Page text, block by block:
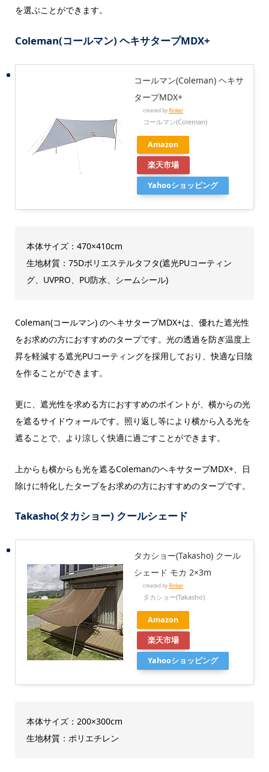
を選ぶことができます。
Coleman(コールマン) ヘキサタープMDX+
コールマン(Coleman) ヘキサ
タープMDX+
created byRinker
コールマン(Coleman)
Amazon
楽天市場
Yahooショッピング
本体サイズ：470×410cm
生地材質：75Dポリエステルタフタ(遮光PUコーティン
グ、UVPRO、PU防水、シームシール)
Coleman(コールマン) のヘキサタープMDX+は、優れた遮光性
をお求めの方におすすめのタープです。光の透過を防ぎ温度上
昇を軽減する遮光PUコーティングを採用しており、快適な日陰
を作ることができます。
更に、遮光性を求める方におすすめのポイントが、横からの光
を遮るサイドウォールです。照り返し等により横から入る光を
遮ることで、より涼しく快適に過ごすことができます。
上からも横からも光を遮るColemanのヘキサタープMDX+、日
除けに特化したタープをお求めの方におすすめのタープです。
Takasho(タカショー) クールシェード
タカショー(Takasho) クール
シェード モカ 2×3m
created by Rinker
タカショー(Takasho)
Amazon
楽天市場
Yahooショッピング
本体サイズ：200×300cm
生地材質：ポリエチレン